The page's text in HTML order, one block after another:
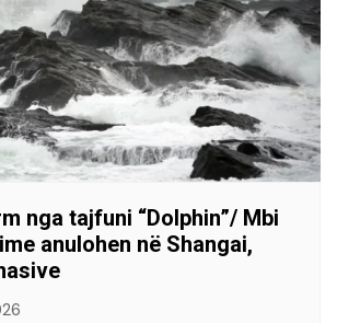
nga tajfuni “Dolphin”/ Mbi
anulohen në Shangai,